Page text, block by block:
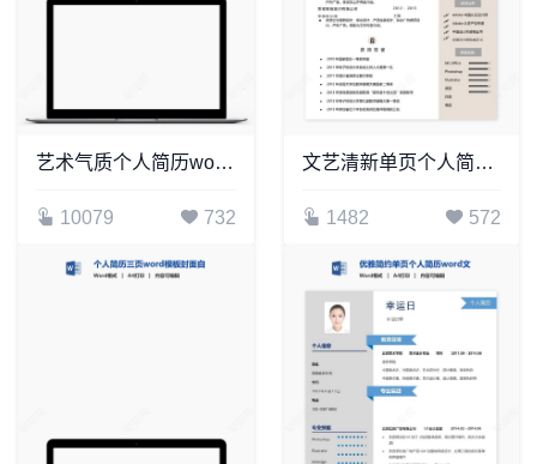
艺术气质个人简历word模板共四页(1)
10079 732
文艺清新单页个人简历(17)
1482 572